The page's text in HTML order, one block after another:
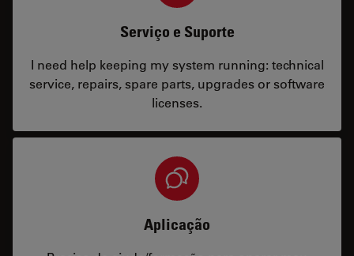
Serviço e Suporte
I need help keeping my system running: technical
service, repairs, spare parts, upgrades or software
licenses.
Aplicação